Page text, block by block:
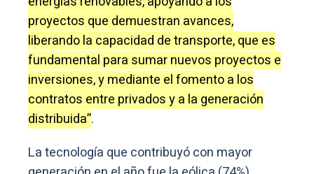
proyectos que demuestran avances,
liberando la capacidad de transporte, que es
fundamental para sumar nuevos proyectos e
inversiones, y mediante el fomento a los
contratos entre privados y a la generación
distribuida”.
La tecnología que contribuyó con mayor